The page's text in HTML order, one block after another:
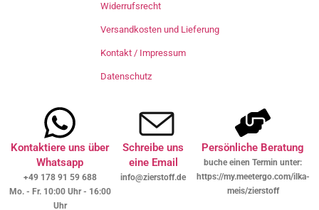
Widerrufsrecht
Versandkosten und Lieferung
Kontakt / Impressum
Datenschutz
Kontaktiere uns über
Whatsapp
+49 178 91 59 688
Mo. - Fr. 10:00 Uhr - 16:00
Uhr
Schreibe uns
eine Email
info@zierstoff.de
Persönliche Beratung
buche einen Termin unter:
https://my.meetergo.com/ilka-
meis/zierstoff